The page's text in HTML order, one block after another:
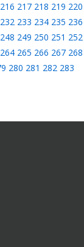
216 217 218 219 220
232 233 234 235 236
248 249 250 251 252
264 265 266 267 268
280 281 282 283